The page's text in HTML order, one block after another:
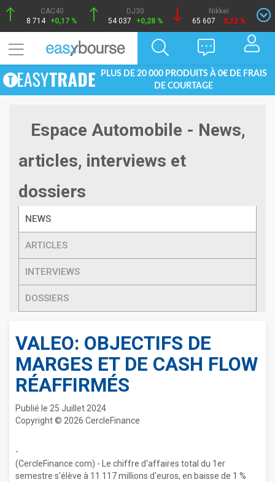
CAC40
8 714 +0,17 %
DJ30
54 037
+0,28 %
Nikkei
65 607
-0,12 %
PLUS DE 20 000 PRODUITS À 0€ DE FRAIS
DE COURTAGE
Espace Automobile - News,
articles, interviews et
dossiers
NEWS
ARTICLES
INTERVIEWS
DOSSIERS
VALEO: OBJECTIFS DE
MARGES ET DE CASH FLOW
RÉAFFIRMÉS
Publié le 25 Juillet 2024
Copyright © 2026 CercleFinance
-
(CercleFinance.com) - Le chiffre d'affaires total du 1er
semestre s'élève à 11 117 millions d'euros, en baisse de 1 %